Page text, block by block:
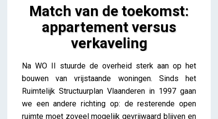
Match van de toekomst:
appartement versus
verkaveling
Match van de toekomst: appartement versus
Na WO II stuurde de overheid sterk aan op het
bouwen van vrijstaande woningen. Sinds het
Ruimtelijk Structuurplan Vlaanderen in 1997 gaan
we een andere richting op: de resterende open
ruimte moet zoveel mogelijk gevrijwaard blijven en